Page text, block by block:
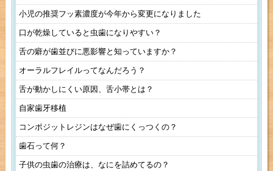
小児の推奨フッ素濃度が今年から変更になりました
口が乾燥していると虫歯になりやすい？
舌の癖が歯並びに悪影響と知っていますか？
オーラルフレイルってなんだろう？
舌が動かしにくい原因、舌小帯とは？
自家歯牙移植
コンポジットレジンはなぜ歯にくっつくの？
歯石って何？
子供の虫歯の治療は、なにを詰めてるの？